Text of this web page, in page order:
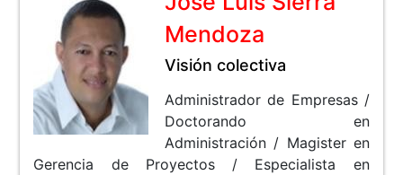
Mendoza
Visión colectiva
Administrador de Empresas /
Doctorando en
Administración / Magister en
Gerencia de Proyectos / Especialista en